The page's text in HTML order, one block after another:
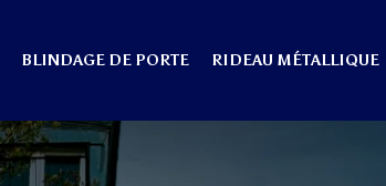
BLINDAGE DE PORTE RIDEAU MÉTALLIQUE